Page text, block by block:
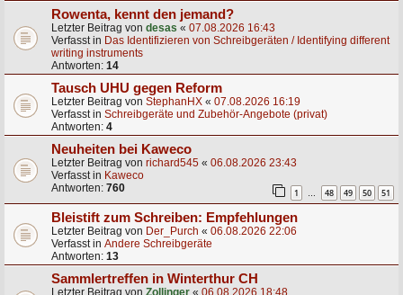
Rowenta, kennt den jemand?
Letzter Beitrag von desas « 07.08.2026 16:43
Verfasst in Das Identifizieren von Schreibgeräten / Identifying different
writing instruments
Antworten: 14
Tausch UHU gegen Reform
Letzter Beitrag von StephanHX « 07.08.2026 16:19
Verfasst in Schreibgeräte und Zubehör-Angebote (privat)
Antworten: 4
Neuheiten bei Kaweco
Letzter Beitrag von richard545 « 06.08.2026 23:43
Verfasst in Kaweco
Antworten: 760 1 … 48 49 50 51
Bleistift zum Schreiben: Empfehlungen
Letzter Beitrag von Der_Purch « 06.08.2026 22:06
Verfasst in Andere Schreibgeräte
Antworten: 13
Sammlertreffen in Winterthur CH
Letzter Beitrag von Zollinger « 06.08.2026 18:48